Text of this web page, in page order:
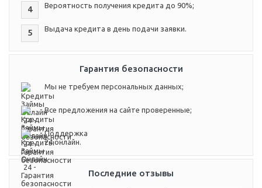
4 Вероятность получения кредита до 90%;
5 Выдача кредита в день подачи заявки.
Гарантия безопасности
Мы не требуем персональных данных;
Все предложения на сайте проверенные;
Поддержка
24 онлайн.
Последние отзывы